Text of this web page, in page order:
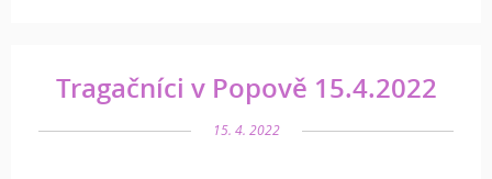
Tragačníci v Popově 15.4.2022
15. 4. 2022